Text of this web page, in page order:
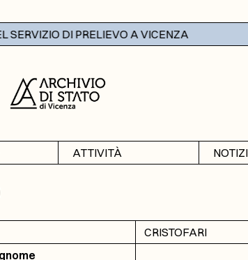
DI PRELIEVO A VICENZA
ATTIVITÀ
CRISTOFARI